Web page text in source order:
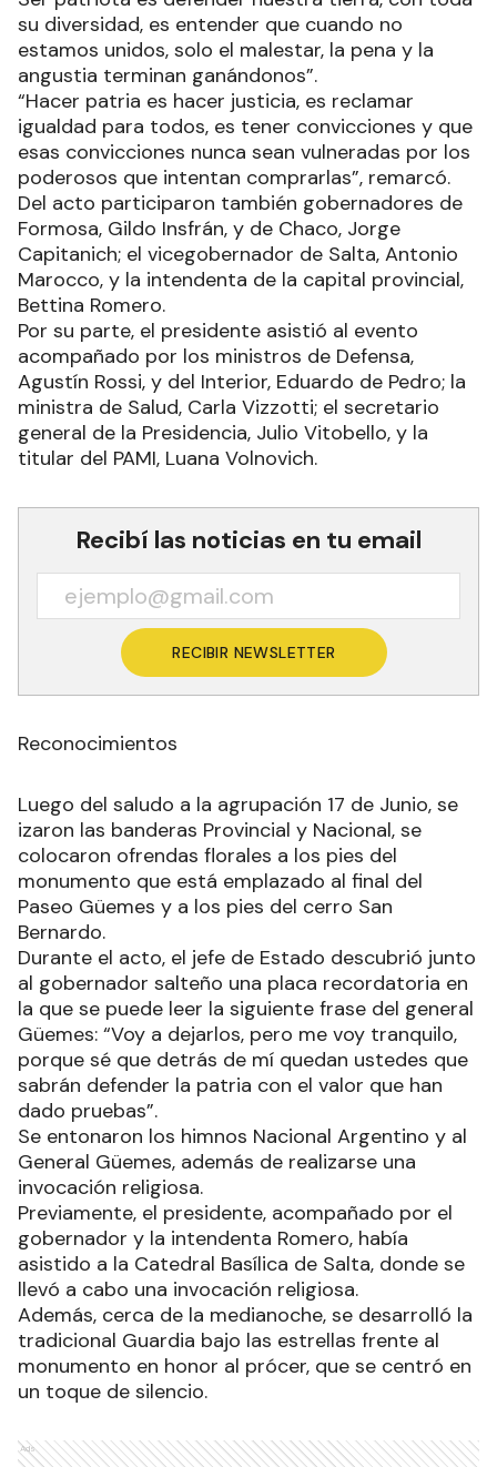
su diversidad, es entender que cuando no
estamos unidos, solo el malestar, la pena y la
angustia terminan ganándonos”.
“Hacer patria es hacer justicia, es reclamar
igualdad para todos, es tener convicciones y que
esas convicciones nunca sean vulneradas por los
poderosos que intentan comprarlas”, remarcó.
Del acto participaron también gobernadores de
Formosa, Gildo Insfrán, y de Chaco, Jorge
Capitanich; el vicegobernador de Salta, Antonio
Marocco, y la intendenta de la capital provincial,
Bettina Romero.
Por su parte, el presidente asistió al evento
acompañado por los ministros de Defensa,
Agustín Rossi, y del Interior, Eduardo de Pedro; la
ministra de Salud, Carla Vizzotti; el secretario
general de la Presidencia, Julio Vitobello, y la
titular del PAMI, Luana Volnovich.
Recibí las noticias en tu email
RECIBIR NEWSLETTER
Reconocimientos
Luego del saludo a la agrupación 17 de Junio, se
izaron las banderas Provincial y Nacional, se
colocaron ofrendas florales a los pies del
monumento que está emplazado al final del
Paseo Güemes y a los pies del cerro San
Bernardo.
Durante el acto, el jefe de Estado descubrió junto
al gobernador salteño una placa recordatoria en
la que se puede leer la siguiente frase del general
Güemes: “Voy a dejarlos, pero me voy tranquilo,
porque sé que detrás de mí quedan ustedes que
sabrán defender la patria con el valor que han
dado pruebas”.
Se entonaron los himnos Nacional Argentino y al
General Güemes, además de realizarse una
invocación religiosa.
Previamente, el presidente, acompañado por el
gobernador y la intendenta Romero, había
asistido a la Catedral Basílica de Salta, donde se
llevó a cabo una invocación religiosa.
Además, cerca de la medianoche, se desarrolló la
tradicional Guardia bajo las estrellas frente al
monumento en honor al prócer, que se centró en
un toque de silencio.
Ads